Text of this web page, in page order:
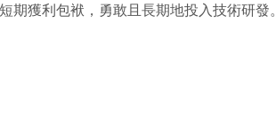
獲利包袱，勇敢且長期地投入技術研發。